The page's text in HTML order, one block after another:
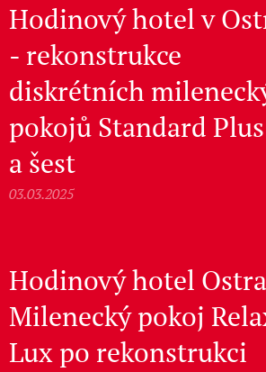
Hodinový hotel v
- rekonstrukce
diskrétních
pokojů Standard
a šest
03.03.2025
Hodinový hotel
Milenecký pokoj
Lux po rekonstrukci